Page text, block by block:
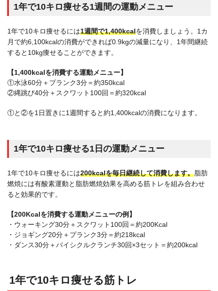
1年で10キロ痩せる1週間の運動メニュー
1年で10キロ痩せるには1週間で1,400kcalを消費しましょう。1カ
月で約6,100kcalの消費ができれば0.9kgの減量になり、1年間継続
すると10kg痩せることができます。
【1,400kcalを消費する運動メニュー】
①水泳60分＋プランク3分＝約350kcal
②縄跳び40分＋スクワット100回＝約320kcal
①と②を1日置きに1週間すると約1,400kcalの消費になります。
1年で10キロ痩せる1日の運動メニュー
1年で10キロ痩せるには200kcalを毎日継続して消費します。脂肪
燃焼には有酸素運動と脂肪燃焼効果を高める筋トレを組み合わせ
ると効果的です。
【200Kcalを消費する運動メニューの例】
・ウォーキング30分＋スクワット100回＝約200Kcal
・ジョギング20分＋プランク3分＝約218kcal
・ダンス30分＋バイシクルクランチ30回×3セット＝約200kcal
1年で10キロ痩せる筋トレ